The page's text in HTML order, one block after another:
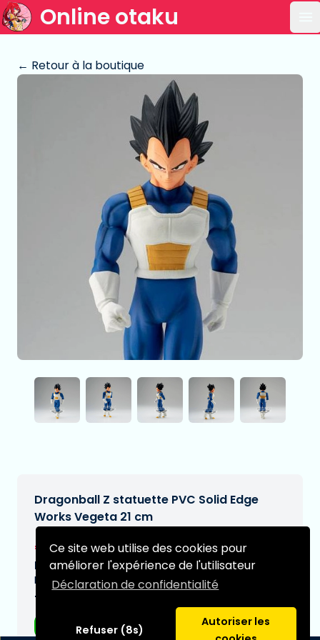
Ce site web utilise des cookies pour
améliorer l'expérience de l'utilisateur
Déclaration de confidentialité
Refuser (8s)
Autoriser les
Online otaku
← Retour à la boutique
Dragonball Z statuette PVC Solid Edge
Works Vegeta 21 cm
€35,95 [Sous réserve de modifications]
Date de livraison prévue:
N/A
Type:
Figurines d'anime